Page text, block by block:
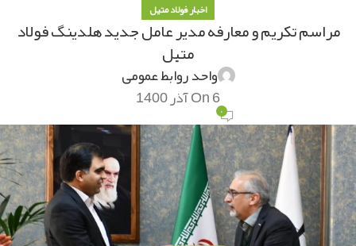
اخبار فولاد متیل
مراسم تکریم و معارفه مدیر عامل جدید هلدینگ فولاد
متیل
واحد روابط عمومی
On 6 آذر 1400۰